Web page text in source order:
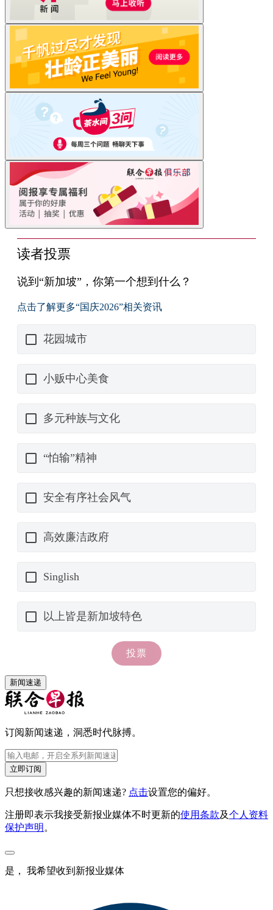
新闻速递
订阅新闻速递，洞悉时代脉搏。
立即订阅
只想接收感兴趣的新闻速递? 点击设置您的偏好。
注册即表示我接受新报业媒体不时更新的使用条款及个人资料
保护声明 。
是， 我希望收到新报业媒体